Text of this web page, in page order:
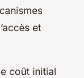
et
coût initial